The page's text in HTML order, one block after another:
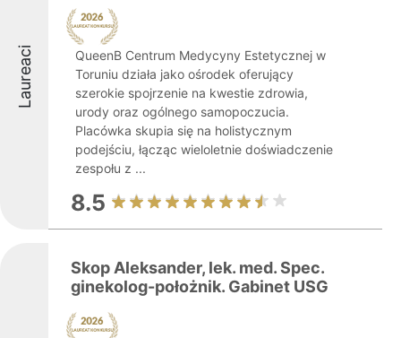
Laureaci
QueenB Centrum Medycyny Estetycznej w
Toruniu działa jako ośrodek oferujący
szerokie spojrzenie na kwestie zdrowia,
urody oraz ogólnego samopoczucia.
Placówka skupia się na holistycznym
podejściu, łącząc wieloletnie doświadczenie
zespołu z ...
8.5
Skop Aleksander, lek. med. Spec.
ginekolog-położnik. Gabinet USG